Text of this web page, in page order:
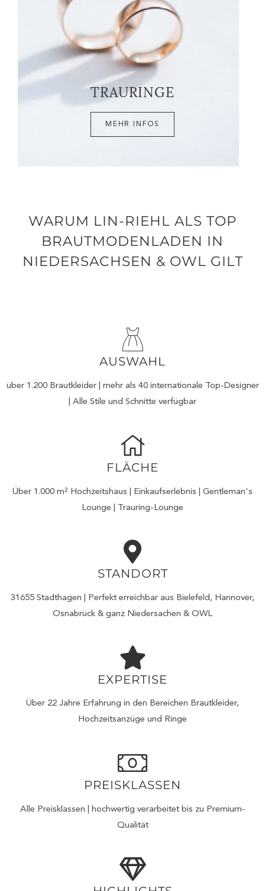
TRAURINGE
MEHR INFOS
WARUM LIN-RIEHL ALS TOP
BRAUTMODENLADEN IN
NIEDERSACHSEN & OWL GILT
AUSWAHL
über 1.200 Brautkleider | mehr als 40 internationale Top-Designer
| Alle Stile und Schnitte verfügbar
FLÄCHE
Über 1.000 m² Hochzeitshaus | Einkaufserlebnis | Gentleman's
Lounge | Trauring-Lounge
STANDORT
31655 Stadthagen | Perfekt erreichbar aus Bielefeld, Hannover,
Osnabrück & ganz Niedersachen & OWL
EXPERTISE
Über 22 Jahre Erfahrung in den Bereichen Brautkleider,
Hochzeitsanzüge und Ringe
PREISKLASSEN
Alle Preisklassen | hochwertig verarbeitet bis zu Premium-
Qualität